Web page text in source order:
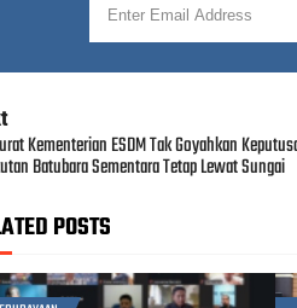
Kementerian ESDM Tak Goyahkan
Batubara Sementara Tetap Lewat Sungai
POSTS